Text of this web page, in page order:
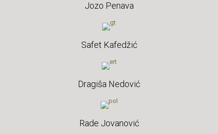
Jozo Penava
Safet Kafedžić
Dragiša Nedović
Rade Jovanović